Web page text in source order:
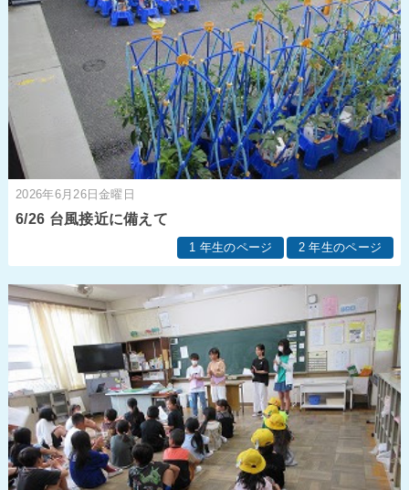
2026年6月26日金曜日
6/26 台風接近に備えて
1 年生のページ 2 年生のページ